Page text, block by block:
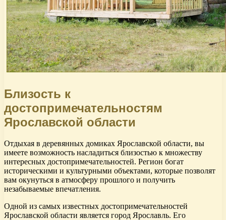
Близость к
достопримечательностям
Ярославской области
Отдыхая в деревянных домиках Ярославской области, вы
имеете возможность насладиться близостью к множеству
интересных достопримечательностей. Регион богат
историческими и культурными объектами, которые позволят
вам окунуться в атмосферу прошлого и получить
незабываемые впечатления.
Одной из самых известных достопримечательностей
Ярославской области является город Ярославль. Его